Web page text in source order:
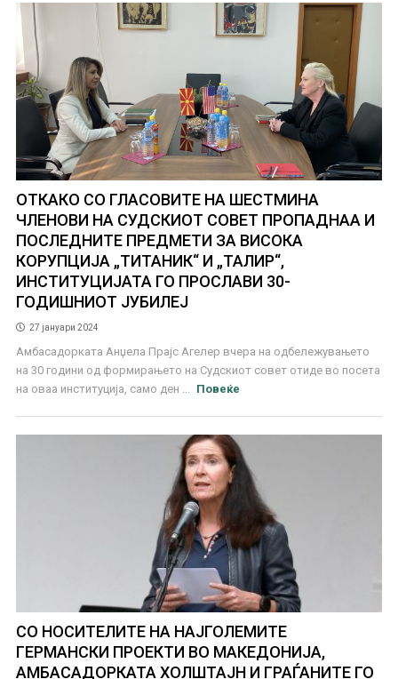
ОТКАКО СО ГЛАСОВИТЕ НА ШЕСТМИНА
ЧЛЕНОВИ НА СУДСКИОТ СОВЕТ ПРОПАДНАА И
ПОСЛЕДНИТЕ ПРЕДМЕТИ ЗА ВИСОКА
КОРУПЦИЈА „ТИТАНИК“ И „ТАЛИР“,
ИНСТИТУЦИЈАТА ГО ПРОСЛАВИ 30-
ГОДИШНИОТ ЈУБИЛЕЈ
27 јануари 2024
Амбасадорката Анџела Прајс Агелер вчера на одбележувањето
на 30 години од формирањето на Судскиот совет отиде во посета
на оваа институција, само ден ...
Повеќе
СО НОСИТЕЛИТЕ НА НАЈГОЛЕМИТЕ
ГЕРМАНСКИ ПРОЕКТИ ВО МАКЕДОНИЈА,
АМБАСАДОРКАТА ХОЛШТАЈН И ГРАЃАНИТЕ ГО